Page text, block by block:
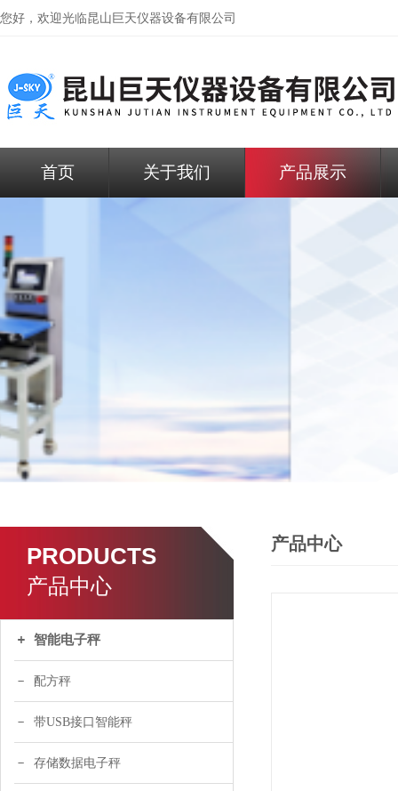
您好，欢迎光临昆山巨天仪器设备有限公司
首页 关于我们 产品展示
PRODUCTS
产品中心
智能电子秤
配方秤
带USB接口智能秤
存储数据电子秤
产品中心